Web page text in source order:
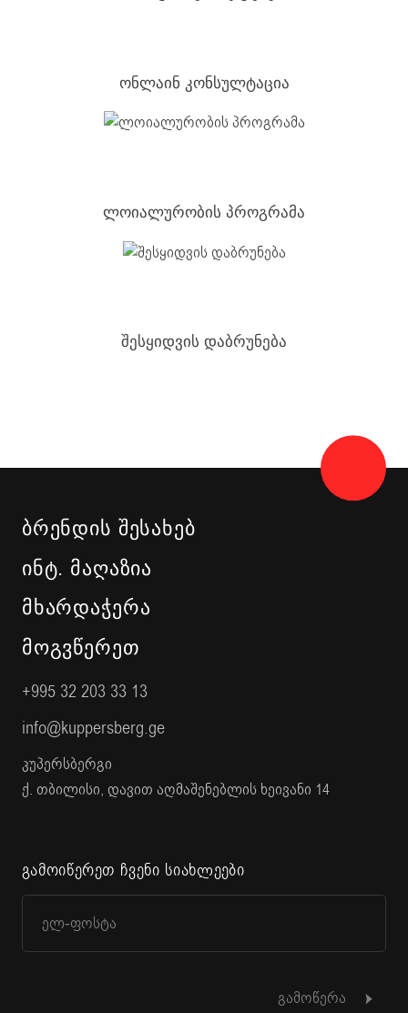
ონლაინ კონსულტაცია
ლოიალურობის პროგრამა
შესყიდვის დაბრუნება
ᲑᲠᲔᲜᲓᲘᲡ ᲨᲔᲡᲐᲮᲔᲑ
ᲘᲜᲢ. ᲛᲐᲦᲐᲖᲘᲐ
ᲛᲮᲐᲠᲓᲐᲭᲔᲠᲐ
ᲛᲝᲒᲕᲬᲔᲠᲔᲗ
+995 32 203 33 13
info@kuppersberg.ge
კუპერსბერგი
ქ. თბილისი, დავით აღმაშენებლის ხეივანი 14
გამოიწერეთ ჩვენი სიახლეები
გამოწერა